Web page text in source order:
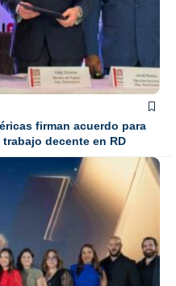
firman acuerdo para
decente en RD